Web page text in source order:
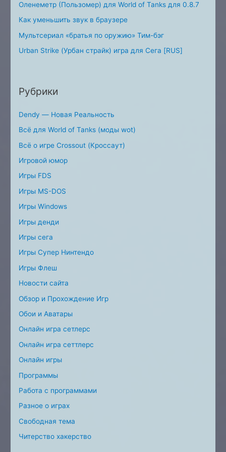
Оленеметр (Пользомер) для World of Tanks для 0.8.7
Как уменьшить звук в браузере
Мультсериал «братья по оружию» Тим-бэг
Urban Strike (Урбан страйк) игра для Сега [RUS]
Рубрики
Dendy — Новая Реальность
Всё для World of Tanks (моды wot)
Всё о игре Crossout (Кроссаут)
Игровой юмор
Игры FDS
Игры MS-DOS
Игры Windows
Игры денди
Игры сега
Игры Супер Нинтендо
Игры Флеш
Новости сайта
Обзор и Прохождение Игр
Обои и Аватары
Онлайн игра сетлерс
Онлайн игра сеттлерс
Онлайн игры
Программы
Работа с программами
Разное о играх
Свободная тема
Читерство хакерство